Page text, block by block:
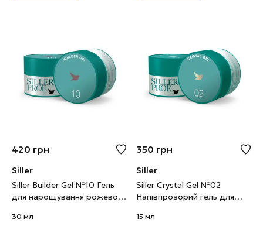
420 грн
Siller
Siller Builder Gel №10 Гель
для нарощування рожево-
30 мл
350 грн
Siller
Siller Crystal Gel №02
Напівпрозорий гель для
блискітками, 15 мл
15 мл